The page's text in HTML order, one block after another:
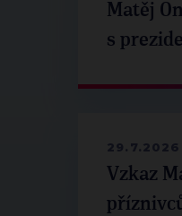
Matěj
s
29.7.2026
Vzkaz